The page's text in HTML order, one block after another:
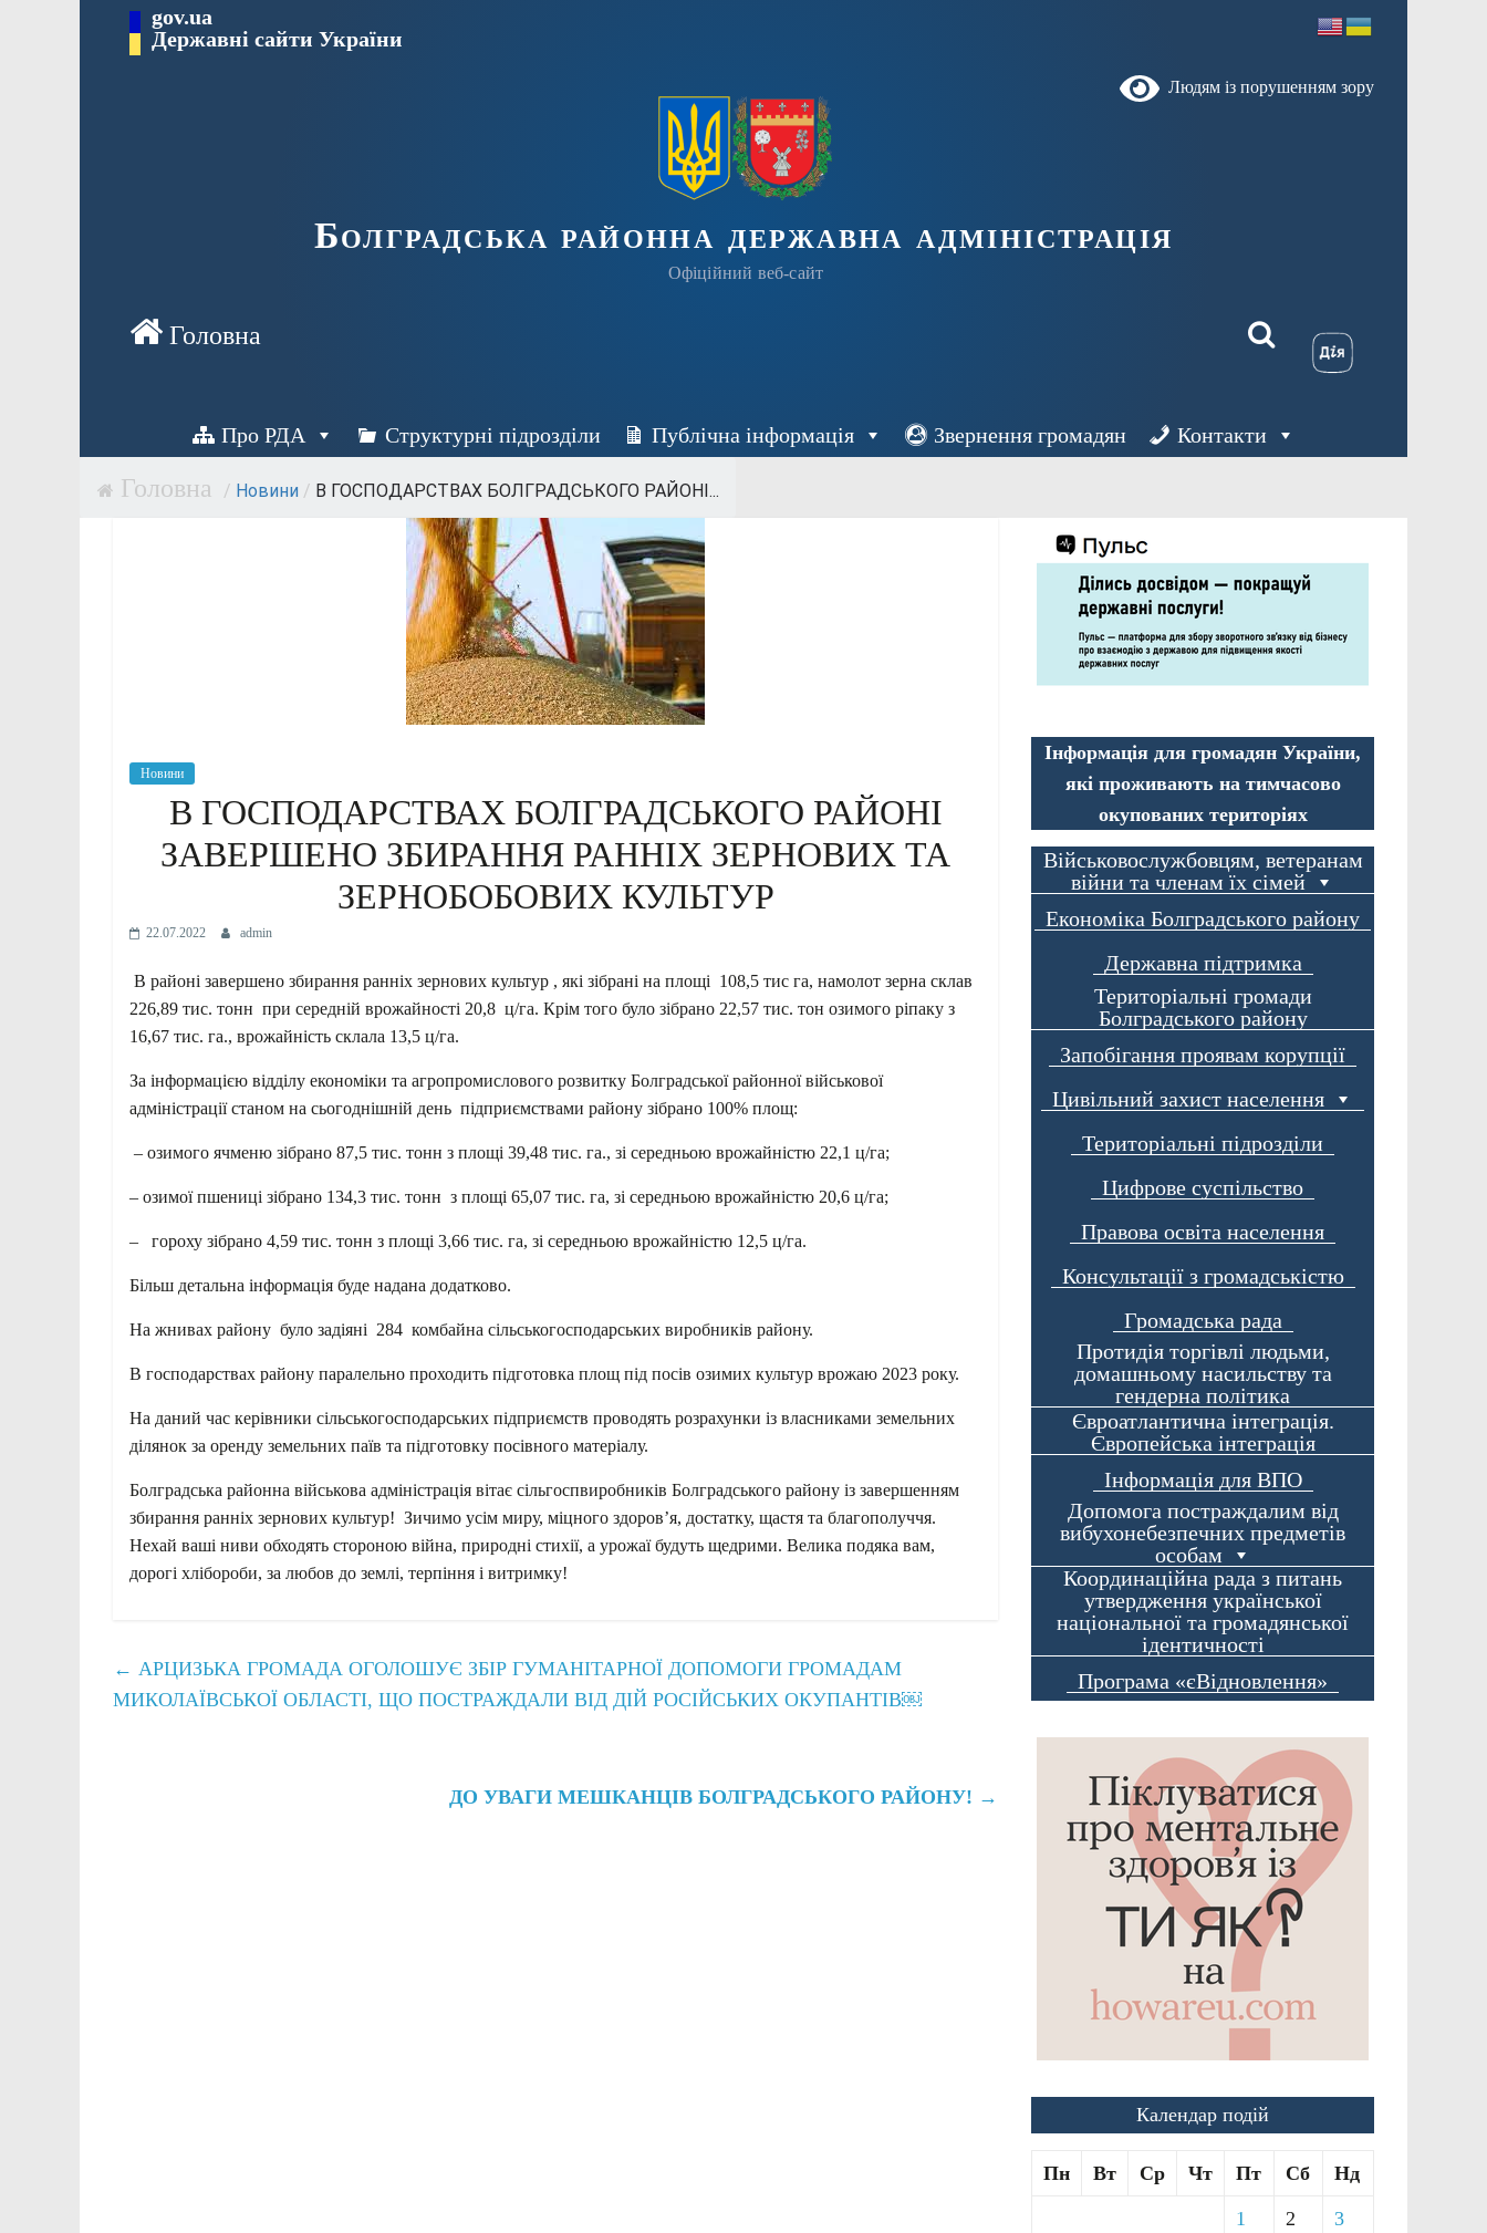
Перейти gov.ua
Державні сайти України
Людям із порушенням зору
Болградська районна державна адміністрація
Офіційний веб-сайт
Про РДА Структурні підрозділи Публічна інформація Звернення громадян Контакти
/ Новини / В ГОСПОДАРСТВАХ БОЛГРАДСЬКОГО РАЙОНІ...
Новини
В ГОСПОДАРСТВАХ БОЛГРАДСЬКОГО РАЙОНІ
ЗАВЕРШЕНО ЗБИРАННЯ РАННІХ ЗЕРНОВИХ ТА
ЗЕРНОБОБОВИХ КУЛЬТУР
22.07.2022 admin
В районі завершено збирання ранніх зернових культур , які зібрані на площі 108,5 тис га, намолот зерна склав
226,89 тис. тонн при середній врожайності 20,8 ц/га. Крім того було зібрано 22,57 тис. тон озимого ріпаку з
16,67 тис. га., врожайність склала 13,5 ц/га.
За інформацією відділу економіки та агропромислового розвитку Болградської районної військової
адміністрації станом на сьогоднішній день підприємствами району зібрано 100% площ:
– озимого ячменю зібрано 87,5 тис. тонн з площі 39,48 тис. га., зі середньою врожайністю 22,1 ц/га;
– озимої пшениці зібрано 134,3 тис. тонн з площі 65,07 тис. га, зі середньою врожайністю 20,6 ц/га;
– гороху зібрано 4,59 тис. тонн з площі 3,66 тис. га, зі середньою врожайністю 12,5 ц/га.
Більш детальна інформація буде надана додатково.
На жнивах району було задіяні 284 комбайна сільськогосподарських виробників району.
В господарствах району паралельно проходить підготовка площ під посів озимих культур врожаю 2023 року.
На даний час керівники сільськогосподарських підприємств проводять розрахунки із власниками земельних
ділянок за оренду земельних паїв та підготовку посівного матеріалу.
Болградська районна військова адміністрація вітає сільгоспвиробників Болградського району із завершенням
збирання ранніх зернових культур! Зичимо усім миру, міцного здоров’я, достатку, щастя та благополуччя.
Нехай ваші ниви обходять стороною війна, природні стихії, а урожаї будуть щедрими. Велика подяка вам,
дорогі хлібороби, за любов до землі, терпіння і витримку!
← АРЦИЗЬКА ГРОМАДА ОГОЛОШУЄ ЗБІР ГУМАНІТАРНОЇ ДОПОМОГИ ГРОМАДАМ
МИКОЛАЇВСЬКОЇ ОБЛАСТІ, ЩО ПОСТРАЖДАЛИ ВІД ДІЙ РОСІЙСЬКИХ ОКУПАНТІВ￼
ДО УВАГИ МЕШКАНЦІВ БОЛГРАДСЬКОГО РАЙОНУ! →
Інформація для громадян України,
які проживають на тимчасово
окупованих територіях
Військовослужбовцям, ветеранам
війни та членам їх сімей
Економіка Болградського району
Державна підтримка
Територіальні громади
Болградського району
Запобігання проявам корупції
Цивільний захист населення
Територіальні підрозділи
Цифрове суспільство
Правова освіта населення
Консультації з громадськістю
Громадська рада
Протидія торгівлі людьми,
домашньому насильству та
гендерна політика
Євроатлантична інтеграція.
Європейська інтеграція
Інформація для ВПО
Допомога постраждалим від
вибухонебезпечних предметів
особам
Координаційна рада з питань
утвердження української
національної та громадянської
ідентичності
Програма «єВідновлення»
Календар подій
Пн Вт Ср Чт Пт Сб Нд
1 2 3